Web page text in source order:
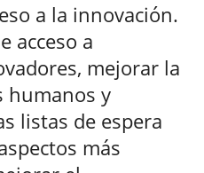
a la innovación.
acceso a
mejorar la
humanos y
listas de espera
más